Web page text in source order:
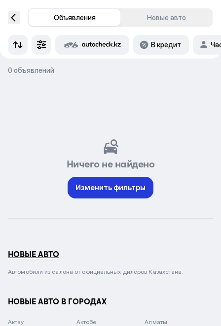
Объявления Новые авто
В кредит
0 объявлений
Ничего не найдено
Изменить фильтры
НОВЫЕ АВТО
Автомобили из салона от официальных дилеров Казахстана.
НОВЫЕ АВТО В ГОРОДАХ
Актау Актобе Алматы